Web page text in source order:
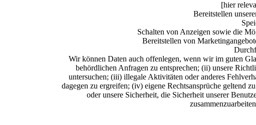
[hier
Bereitstellen
Schalten von Anzeigen sowie die
Bereitstellen von
Wir können Daten auch offenlegen, wenn wir im guten
behördlichen Anfragen zu entsprechen; (ii) unsere
untersuchen; (iii) illegale Aktivitäten oder anderes
dagegen zu ergreifen; (iv) eigene Rechtsansprüche geltend
oder unsere Sicherheit, die Sicherheit unserer